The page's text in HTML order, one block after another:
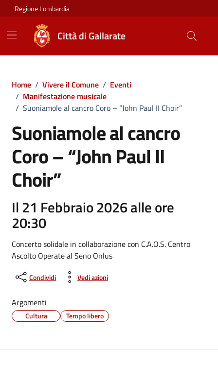
Vai ai contenuti
Vai al footer
Regione Lombardia
Città di Gallarate
Home / Vivere il Comune / Eventi
/ Manifestazione musicale
/ Suoniamole al cancro Coro – “John Paul II Choir”
Suoniamole al cancro
Coro – “John Paul II
Choir”
Il 21 Febbraio 2026 alle ore
20:30
Concerto solidale in collaborazione con C.A.O.S. Centro
Ascolto Operate al Seno Onlus
Condividi Vedi azioni
Argomenti
Cultura Tempo libero